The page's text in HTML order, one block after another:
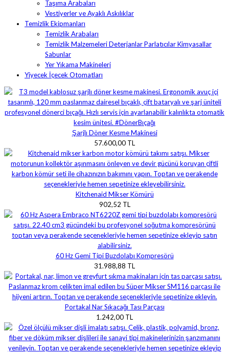
Taşıma Arabaları
Vestiyerler ve Ayaklı Askılıklar
Temizlik Ekipmanları
Temizlik Arabaları
Temizlik Malzemeleri Deterjanlar Parlatıcılar Kimyasallar
Sabunlar
Yer Yıkama Makineleri
Yiyecek İçecek Otomatları
Şarjlı Döner Kesme Makinesi
57.600,00 TL
Kitchenaid Mikser Kömürü
902,52 TL
60 Hz Gemi Tipi Buzdolabı Kompresörü
31.988,88 TL
Portakal Nar Sıkacağı Tası Parçası
1.242,00 TL